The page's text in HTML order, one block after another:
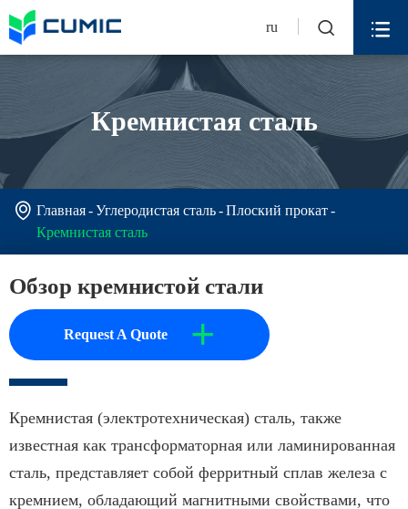
ru  
Кремнистая сталь
 Главная Углеродистая сталь
Плоский прокат
Кремнистая сталь
Обзор кремнистой стали
Request A Quote +
Кремнистая (электротехническая) сталь, также
известная как трансформаторная или ламинированная
сталь, представляет собой ферритный сплав железа с
кремнием, обладающий магнитными свойствами, что